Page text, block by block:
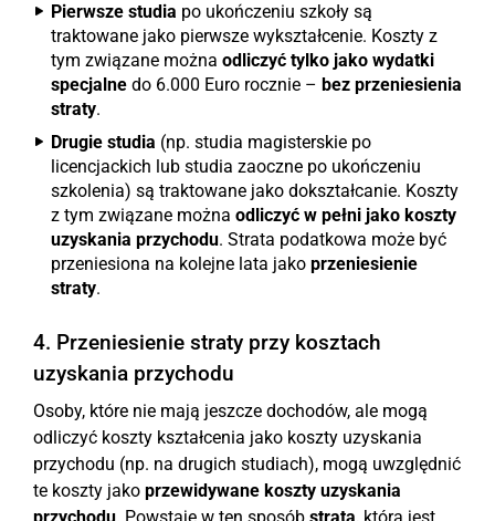
Pierwsze studia po ukończeniu szkoły są
traktowane jako pierwsze wykształcenie. Koszty z
tym związane można odliczyć tylko jako wydatki
specjalne do 6.000 Euro rocznie – bez przeniesienia
straty.
Drugie studia (np. studia magisterskie po
licencjackich lub studia zaoczne po ukończeniu
szkolenia) są traktowane jako dokształcanie. Koszty
z tym związane można odliczyć w pełni jako koszty
uzyskania przychodu. Strata podatkowa może być
przeniesiona na kolejne lata jako przeniesienie
straty.
4. Przeniesienie straty przy kosztach
uzyskania przychodu
Osoby, które nie mają jeszcze dochodów, ale mogą
odliczyć koszty kształcenia jako koszty uzyskania
przychodu (np. na drugich studiach), mogą uwzględnić
te koszty jako przewidywane koszty uzyskania